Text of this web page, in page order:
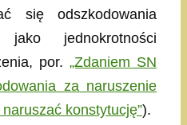
się odszkodowania
jako jednokrotności
por. „Zdaniem SN
za naruszenie
konstytucję”).